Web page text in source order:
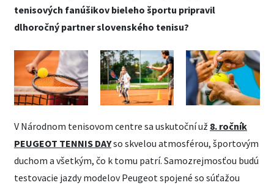
tenisových fanúšikov bieleho športu pripravil
dlhoročný partner slovenského tenisu?
V Národnom tenisovom centre sa uskutoční už 8. ročník
PEUGEOT TENNIS DAYso skvelou atmosférou, športovým
duchom a všetkým, čo k tomu patrí. Samozrejmosťou budú
testovacie jazdy modelov Peugeot spojené so súťažou